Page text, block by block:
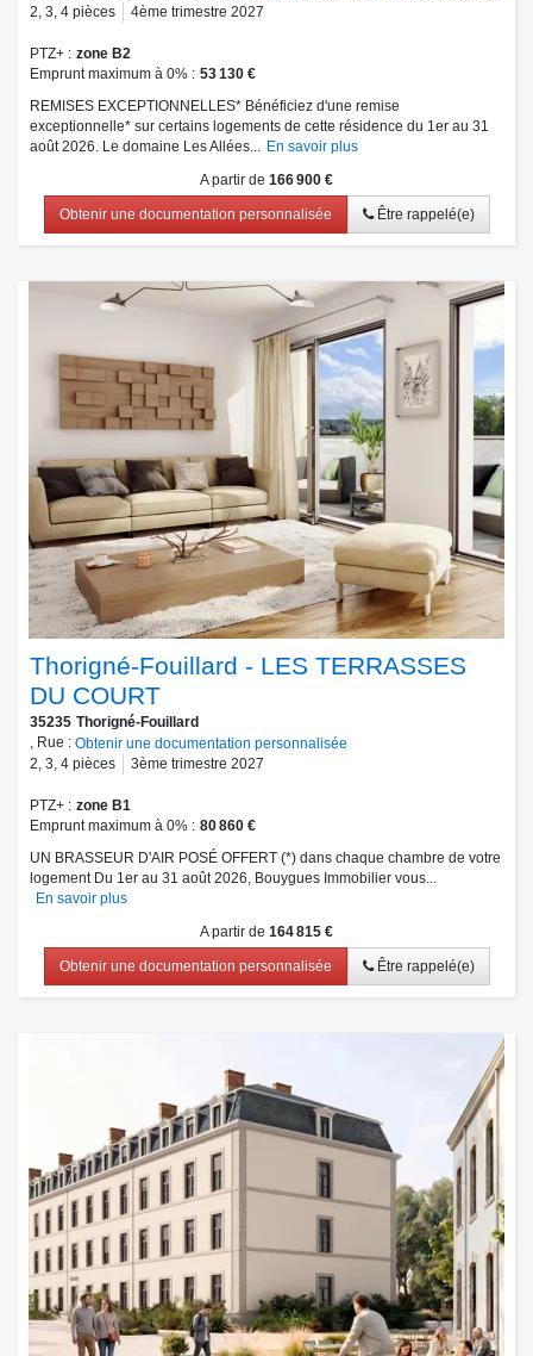
2, 3, 4 pièces 4ème trimestre 2027
PTZ+
zone B2
Emprunt maximum à 0%
53 130 €
REMISES EXCEPTIONNELLES* Bénéficiez d'une remise
exceptionnelle* sur certains logements de cette résidence du 1er au 31
août 2026. Le domaine Les Allées... En savoir plus
A partir de 166 900 €
Obtenir une documentation personnalisée Être rappelé(e)
Thorigné-Fouillard - LES TERRASSES
DU COURT
35235 Thorigné-Fouillard
, Rue : Obtenir une documentation personnalisée
2, 3, 4 pièces 3ème trimestre 2027
PTZ+
zone B1
Emprunt maximum à 0%
80 860 €
UN BRASSEUR D'AIR POSÉ OFFERT (*) dans chaque chambre de votre
logement Du 1er au 31 août 2026, Bouygues Immobilier vous...
En savoir plus
A partir de 164 815 €
Obtenir une documentation personnalisée Être rappelé(e)